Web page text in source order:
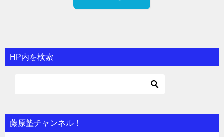
HP内を検索
藤原塾チャンネル！